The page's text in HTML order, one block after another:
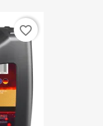
favorite_border